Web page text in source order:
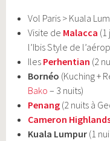
Vol Paris > Kuala
Visite de Malacca (1
l’Ibis Style de
Iles Perhentian (2
Bornéo (Kuching +
Bako – 3 nuits)
Penang (2 nuits à
Cameron
Kuala Lumpur (1